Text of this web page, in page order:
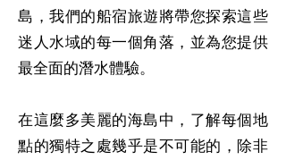
島，我們的船宿旅遊將帶您探索這些
迷人水域的每一個角落，並為您提供
最全面的潛水體驗。
在這麼多美麗的海島中，了解每個地
點的獨特之處幾乎是不可能的，除非